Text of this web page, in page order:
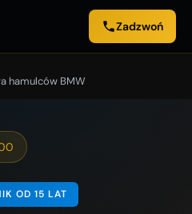
Zadzwoń
hamulców BMW
OD 15 LAT